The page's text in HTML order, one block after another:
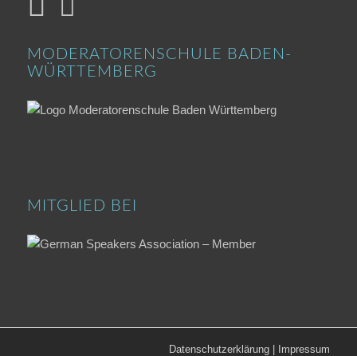
MODERATORENSCHULE BADEN-
WÜRTTEMBERG
MITGLIED BEI
Datenschutzerklärung | Impressum